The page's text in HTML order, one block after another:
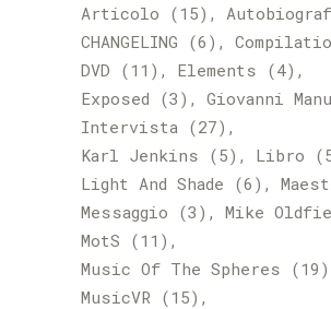
Articolo (15)
CHANGELING (6)
DVD (11) Elements (4)
Exposed (3) Giovanni
Intervista (27)
Karl Jenkins (5) Libro
Light And Shade (6)
Messaggio (3) Mike
MotS (11)
Music Of The Spheres (19)
MusicVR (15)